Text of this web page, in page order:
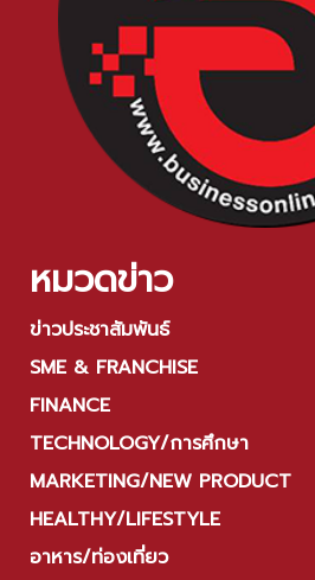
หมวดข่าว
ข่าวประชาสัมพันธ์
SME & FRANCHISE
FINANCE
TECHNOLOGY/การศึกษา
MARKETING/NEW PRODUCT
HEALTHY/LIFESTYLE
อาหาร/ท่องเที่ยว